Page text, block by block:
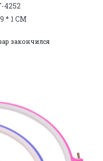
4252
* 1 СМ
закончился